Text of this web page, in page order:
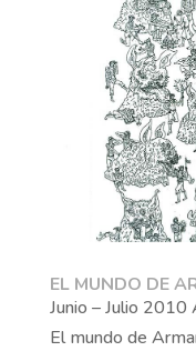
EL MUNDO DE
Junio – Julio
El mundo de